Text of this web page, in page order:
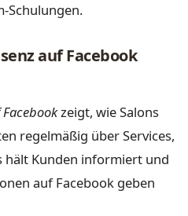
Schulungen.
auf Facebook
zeigt, wie Salons
regelmäßig über Services,
hält Kunden informiert und
auf Facebook geben